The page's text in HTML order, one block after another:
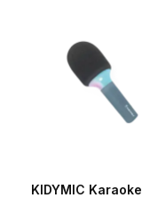
KIDYMIC Karaoke